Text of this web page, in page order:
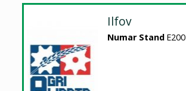
Ilfov
Numar Stand E200